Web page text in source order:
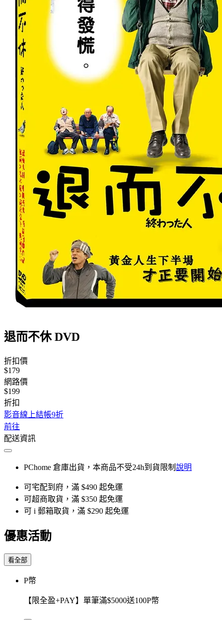
退而不休 DVD
折扣價
$179
網路價
$199
折扣
影音線上結帳9折
前往
配送資訊
PChome 倉庫出貨，本商品不受24h到貨限制 說明
可宅配到府，滿 $490 起免運
可超商取貨，滿 $350 起免運
可 i 郵箱取貨，滿 $290 起免運
優惠活動
看全部
P幣
【限全盈+PAY】單筆滿$5000送100P幣